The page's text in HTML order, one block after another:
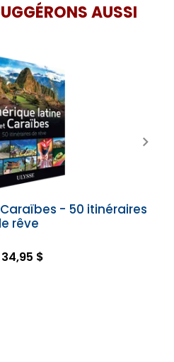
AUSSI
- 50 itinéraires
rêve
34,95 $